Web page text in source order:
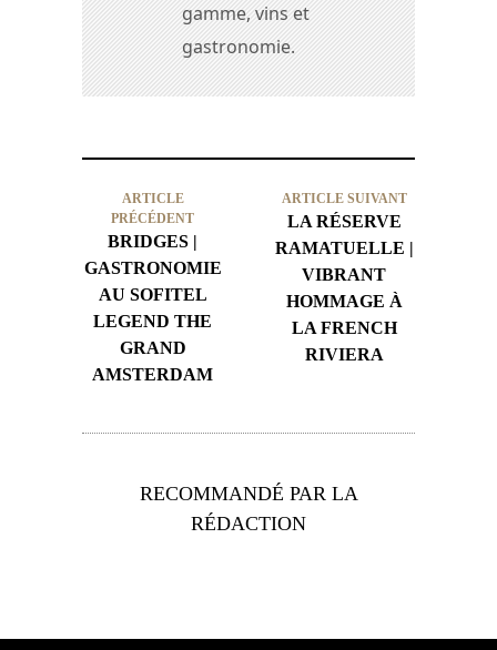
gamme, vins et
gastronomie.
ARTICLE
PRÉCÉDENT
BRIDGES |
GASTRONOMIE
AU SOFITEL
LEGEND THE
GRAND
AMSTERDAM
ARTICLE SUIVANT
LA RÉSERVE
RAMATUELLE |
VIBRANT
HOMMAGE À
LA FRENCH
RIVIERA
RECOMMANDÉ PAR LA
RÉDACTION